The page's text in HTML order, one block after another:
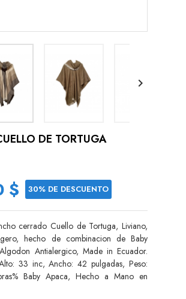

DE TORTUGA
$ 30% DE DESCUENTO
cerrado Cuello de Tortuga, Liviano,
hecho de combinacion de Baby
Antialergico, Made in Ecuador.
33 inc, Ancho: 42 pulgadas, Peso:
Baby Apaca, Hecho a Mano en